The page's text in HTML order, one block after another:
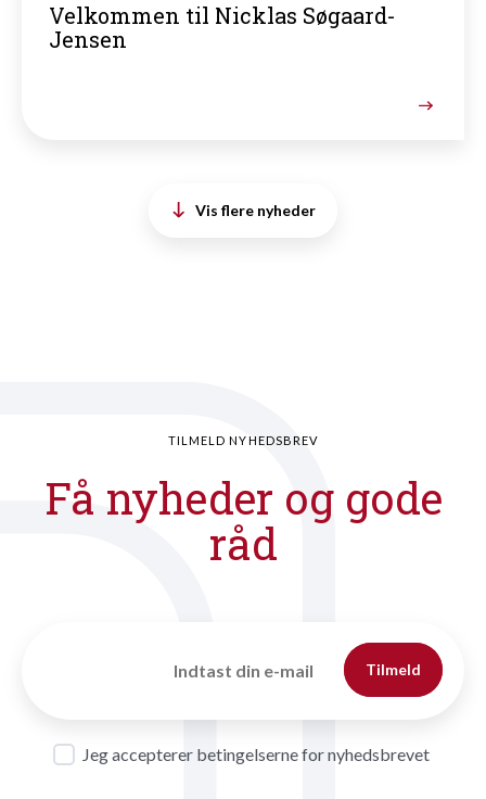
Velkommen til Nicklas Søgaard-
Jensen
Vis flere nyheder
TILMELD NYHEDSBREV
Få nyheder og gode
råd
Jeg accepterer betingelserne for nyhedsbrevet
Tilmeld